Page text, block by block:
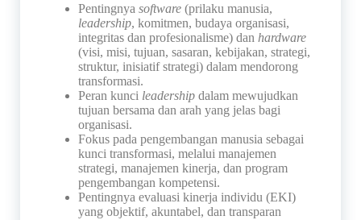
Pentingnya software (prilaku manusia,
leadership, komitmen, budaya organisasi,
integritas dan profesionalisme) dan hardware
(visi, misi, tujuan, sasaran, kebijakan, strategi,
struktur, inisiatif strategi) dalam mendorong
transformasi.
Peran kunci leadership dalam mewujudkan
tujuan bersama dan arah yang jelas bagi
organisasi.
Fokus pada pengembangan manusia sebagai
kunci transformasi, melalui manajemen
strategi, manajemen kinerja, dan program
pengembangan kompetensi.
Pentingnya evaluasi kinerja individu (EKI)
yang objektif, akuntabel, dan transparan